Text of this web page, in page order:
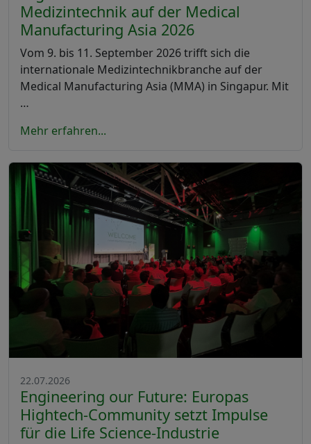
Medizintechnik auf der Medical
Manufacturing Asia 2026
Vom 9. bis 11. September 2026 trifft sich die
internationale Medizintechnikbranche auf der
Medical Manufacturing Asia (MMA) in Singapur. Mit
…
Mehr erfahren...
22.07.2026
Engineering our Future: Europas
Hightech-Community setzt Impulse
für die Life Science-Industrie